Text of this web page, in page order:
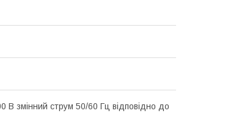
В змінний струм 50/60 Гц відповідно до